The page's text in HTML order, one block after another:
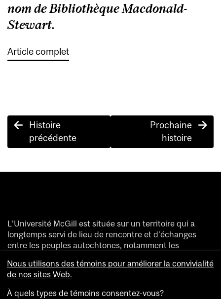
nom de Bibliothèque Macdonald-
Stewart.
Article complet
Post
navigation
Histoire
précédente
Prochaine
histoire
L’Université McGill est située sur un territoire qui a
longtemps servi de lieu de rencontre et d’échanges
entre les peuples autochtones, notamment les
Nous saluons et remercions les divers peuples
autochtones qui ont enrichi de leur présence ce
territoire accueillant aujourd’hui des gens de partout
Nous utilisons des témoins pour améliorer la convivialité
de nos sites Web.
À quels types de témoins consentez-vous?